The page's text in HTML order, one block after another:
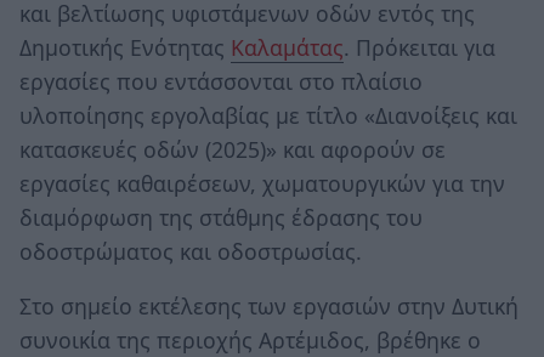
και βελτίωσης υφιστάμενων οδών εντός της
Δημοτικής Ενότητας Καλαμάτας. Πρόκειται για
εργασίες που εντάσσονται στο πλαίσιο
υλοποίησης εργολαβίας με τίτλο «Διανοίξεις και
κατασκευές οδών (2025)» και αφορούν σε
εργασίες καθαιρέσεων, χωματουργικών για την
διαμόρφωση της στάθμης έδρασης του
οδοστρώματος και οδοστρωσίας.
Στο σημείο εκτέλεσης των εργασιών στην Δυτική
συνοικία της περιοχής Αρτέμιδος, βρέθηκε ο